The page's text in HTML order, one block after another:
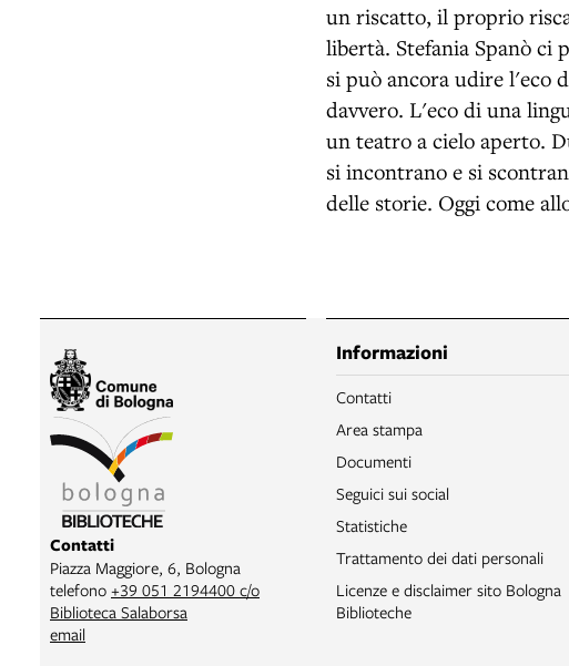
un riscatto, il proprio
libertà. Stefania Spanò ci
si può ancora udire l'eco
davvero. L'eco di una
un teatro a cielo aperto.
si incontrano e si
delle storie. Oggi come
Contatti
Piazza Maggiore, 6, Bologna
telefono +39 051 2194400 c/o
Biblioteca Salaborsa
email
Informazioni
Contatti
Area stampa
Documenti
Seguici sui social
Statistiche
Trattamento dei dati personali
Licenze e disclaimer sito Bologna
Biblioteche